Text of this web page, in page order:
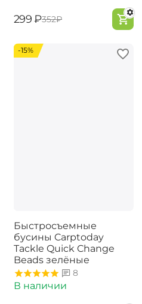
‍299‍ ₽‍352‍₽
-15%
Быстросъемные
бусины Carptoday
Tackle Quick Change
Beads зелёные
8
В наличии